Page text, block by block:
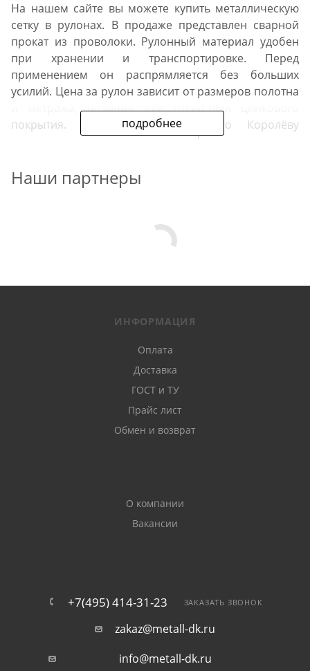
подробнее
На нашем сайте вы можете купить металлическую
сетку в рулонах. В продаже представлен сварной
прокат из проволоки. Рулонный материал удобен
при хранении и транспортировке. Перед
применением он распрямляется без больших
усилий. Цена за рулон зависит от размеров полотна
и метража, наличия или отсутствия цинкового
покрытия. Стоимость доставки по Королёву
рассчитывается отдельно при оформлении заказа
В продаже представлена сетка сварная для забора в
25х25 до 50х50. Материал отличается по толщине
зависит прочность и надежность армирующего
Сетка сварная оцинкованная в рулонах, которую вы
можете купить в Королёве, изготавливается с
качественным антикоррозионным покрытием.
способом или методом горячего цинкования.
Области применения:
кладочный материал применяется для
газобетонов, фундаментов.
Наши партнеры
ИНФОРМАЦИЯ
Оплата
Доставка
ГОСТ и ТУ
Прайс лист
Обмен и возврат
О компании
Вакансии
+7(495) 414-31-23 ЗАКАЗАТЬ ЗВОНОК
zakaz@metall-dk.ru
info@metall-dk.ru